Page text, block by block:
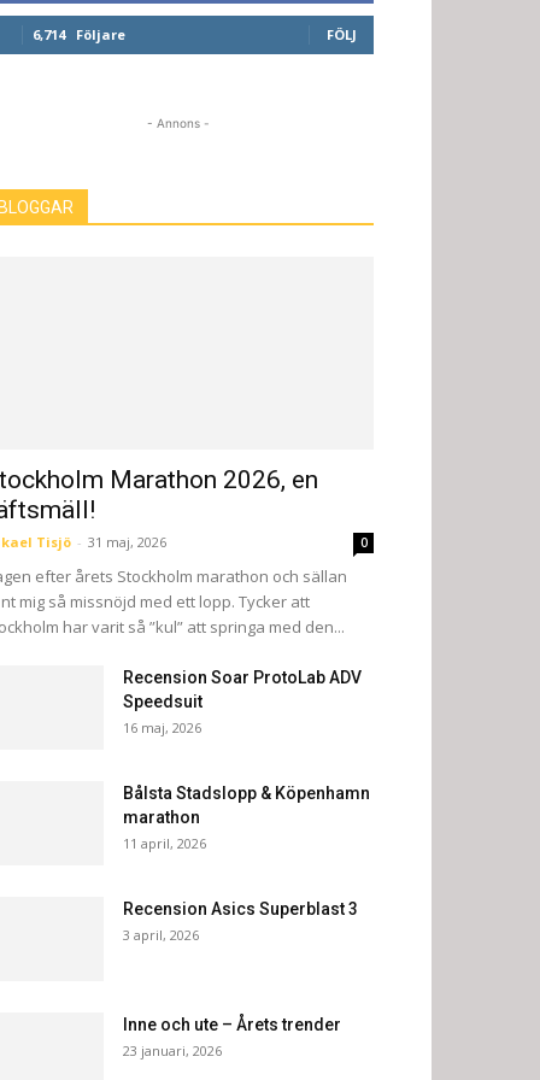
6,714 Följare FÖLJ
- Annons -
Marathon 2026, en
Tisjö - 31 maj, 2026 0
efter årets Stockholm marathon och sällan
mig så missnöjd med ett lopp. Tycker att
har varit så ”kul” att springa med den...
Recension Soar ProtoLab ADV
Speedsuit
16 maj, 2026
Bålsta Stadslopp & Köpenhamn
marathon
11 april, 2026
Recension Asics Superblast 3
3 april, 2026
Inne och ute – Årets trender
23 januari, 2026